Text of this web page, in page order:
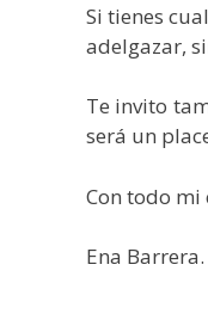
Si tienes
adelgazar,
Te invito
será un
Con todo mi
Ena Barrera.